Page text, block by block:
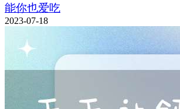
能你也爱吃
2023-07-18